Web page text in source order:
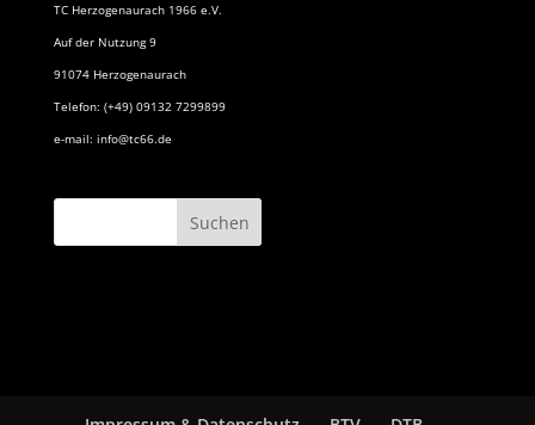
TC Herzogenaurach 1966 e.V.
Auf der Nutzung 9
91074 Herzogenaurach
Telefon: (+49) 09132 7299899
e-mail: info@tc66.de